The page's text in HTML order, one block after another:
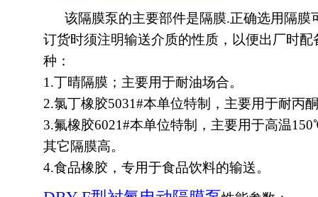
该隔膜泵的主要部件是隔膜.正确选用隔膜
订货时须注明输送介质的性质，以便出厂时
种：
1.丁晴隔膜；主要用于耐油场合。
2.氯丁橡胶5031#本单位特制，主要用于耐丙
3.氟橡胶6021#本单位特制，主要用于高温
其它隔膜高。
4.食品橡胶，专用于食品饮料的输送。